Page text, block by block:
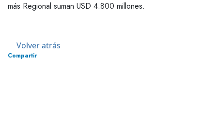
más Regional suman USD 4.800 millones.
Volver atrás
Compartir